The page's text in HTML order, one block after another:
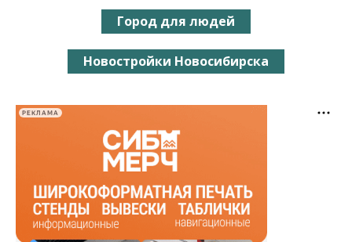
Город для людей
Новостройки Новосибирска
РЕКЛАМА